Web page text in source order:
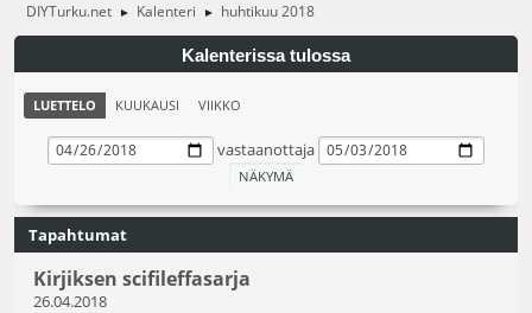
DIYTurku.net ► Kalenteri ► huhtikuu 2018
Kalenterissa tulossa
LUETTELO KUUKAUSI VIIKKO
vastaanottaja
Tapahtumat
Kirjiksen scifileffasarja
26.04.2018